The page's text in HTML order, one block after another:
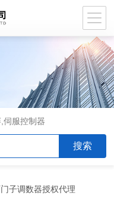
伺服控制器
子调数器授权代理